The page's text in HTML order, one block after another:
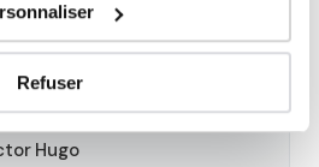
Refuser
Jaurès
Hugo